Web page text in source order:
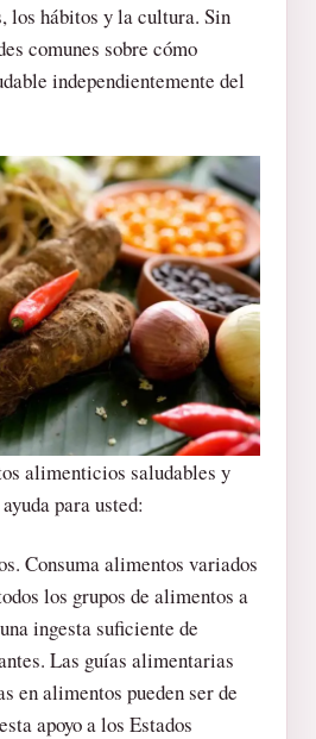
los hábitos y la cultura. Sin
comunes sobre cómo
independientemente del
alimenticios saludables y
para usted:
Consuma alimentos variados
los grupos de alimentos a
ingesta suficiente de
Las guías alimentarias
en alimentos pueden ser de
apoyo a los Estados